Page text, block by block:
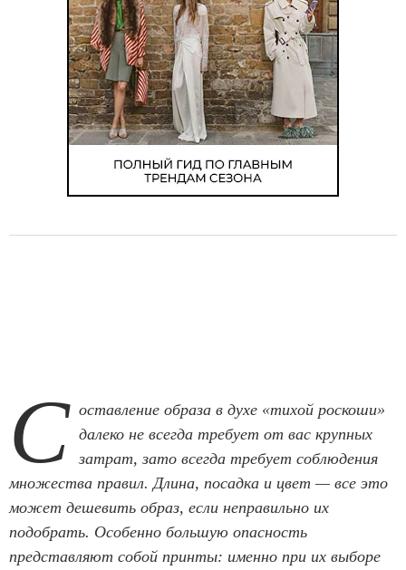
С оставление образа в духе «тихой роскоши»
далеко не всегда требует от вас крупных
затрат, зато всегда требует соблюдения
множества правил. Длина, посадка и цвет — все это
может дешевить образ, если неправильно их
подобрать. Особенно большую опасность
представляют собой принты: именно при их выборе